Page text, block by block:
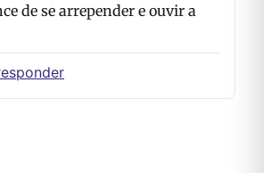
de se arrepender e ouvir a